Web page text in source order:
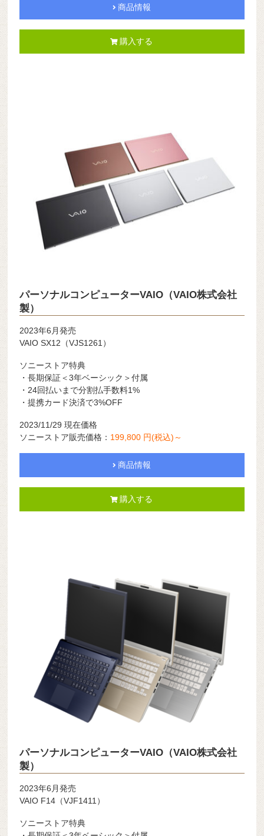
商品情報
購入する
パーソナルコンピューターVAIO（VAIO株式会社
製）
2023年6月発売
VAIO SX12（VJS1261）
ソニーストア特典
・長期保証＜3年ベーシック＞付属
・24回払いまで分割払手数料1%
・提携カード決済で3%OFF
2023/11/29 現在価格
ソニーストア販売価格： 199,800 円(税込)～
商品情報
購入する
パーソナルコンピューターVAIO（VAIO株式会社
製）
2023年6月発売
VAIO F14（VJF1411）
ソニーストア特典